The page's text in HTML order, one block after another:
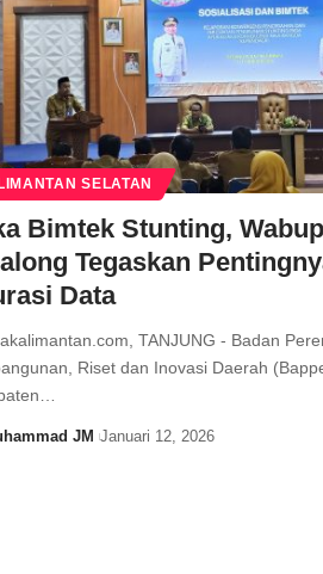
SELATAN
Bimtek Stunting, Wabup
Tegaskan
Data
TANJUNG - Badan
Riset dan Inovasi Daerah
JM Januari 12, 2026